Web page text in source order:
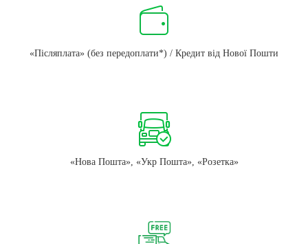
«Післяплата» (без передоплати*) / Кредит від Нової Пошти
«Нова Пошта», «Укр Пошта», «Розетка»